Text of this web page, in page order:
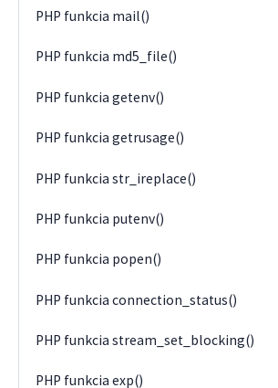
PHP funkcia mail()
PHP funkcia md5_file()
PHP funkcia getenv()
PHP funkcia getrusage()
PHP funkcia str_ireplace()
PHP funkcia putenv()
PHP funkcia popen()
PHP funkcia connection_status()
PHP funkcia stream_set_blocking()
PHP funkcia exp()